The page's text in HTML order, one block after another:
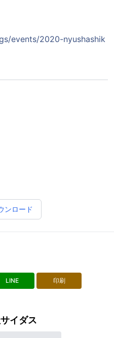
events/2020-nyushashik
ンロード
LINE 印刷
イダス